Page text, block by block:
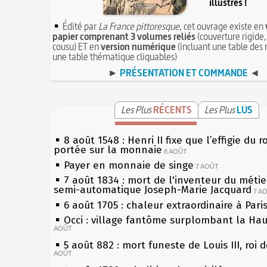
Édité parLa France pittoresque, cet ouvrage existe en
papier comprenant 3 volumes reliés(couverture
cousu) ET enversion numérique(incluant une table des
une table thématique cliquables)
► PRÉSENTATION ET COMMANDE ◄
Les PlusRÉCENTS Les PlusLUS
8 août 1548 : Henri II fixe que l’effigie du
portée sur la monnaie 8 AOÛT
Payer en monnaie de singe 7 AOÛT
7 août 1834 : mort de l'inventeur du
semi-automatique Joseph-Marie Jacquard 7
6 août 1705 : chaleur extraordinaire à Paris
Occi : village fantôme surplombant la
AOÛT
5 août 882 : mort funeste de Louis III, roi
AOÛT